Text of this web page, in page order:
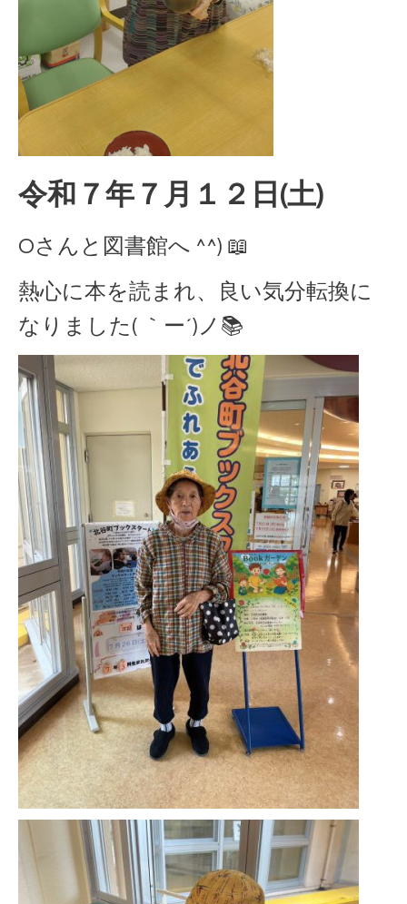
令和７年７月１２日(土)
Oさんと図書館へ ^^) 📖
熱心に本を読まれ、良い気分転換に
なりました( ｀ー´)ノ📚